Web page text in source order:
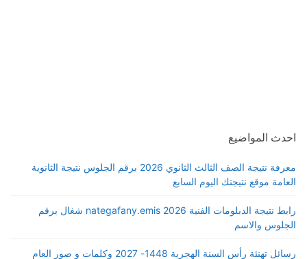
احدث المواضيع
معرفة نتيجة الصف الثالث الثانوي 2026 برقم الجلوس نتيجة الثانوية
العامة موقع نتيجتك اليوم السابع
رابط نتيجة الدبلومات الفنية 2026 nategafany.emis شغال برقم
الجلوس والاسم
رسائل تهنئة رأس السنة الهجرية 1448- 2027 وكلمات و صور العام